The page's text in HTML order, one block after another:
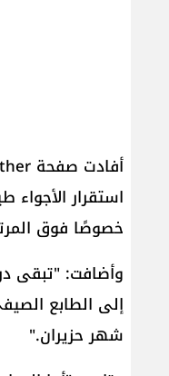
استقرار الأجواء
خصوصًا فوق
وأضافت: "تبقى
إلى الطابع
شهر حزيران."